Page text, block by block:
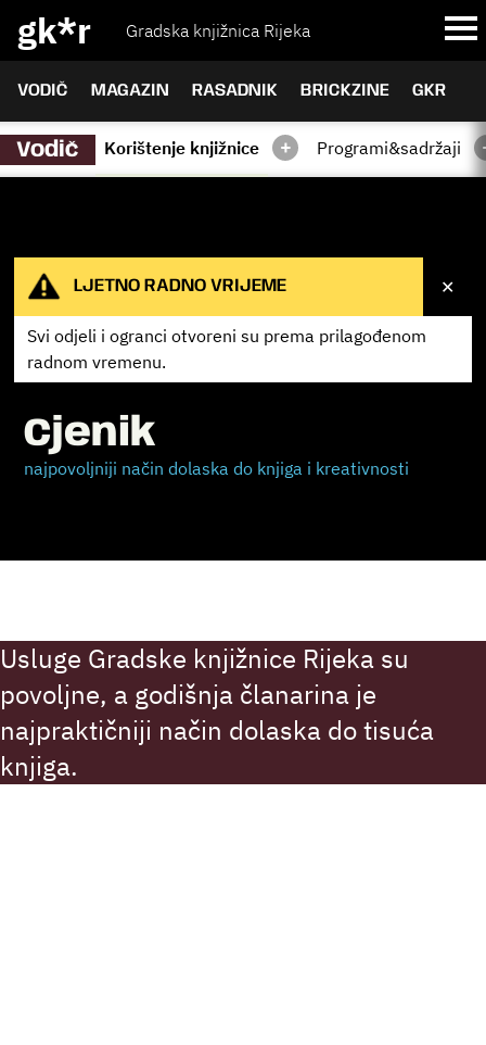
gk*r Gradska knjižnica Rijeka
VODIČ MAGAZIN RASADNIK BRICKZINE GKR
Vodič Korištenje knjižnice + Programi&sadržaji
LJETNO RADNO VRIJEME
Svi odjeli i ogranci otvoreni su prema prilagođenom
radnom vremenu.
✕
Cjenik
najpovoljniji način dolaska do knjiga i kreativnosti
Usluge Gradske knjižnice Rijeka su
povoljne, a godišnja članarina je
najpraktičniji način dolaska do tisuća
knjiga.